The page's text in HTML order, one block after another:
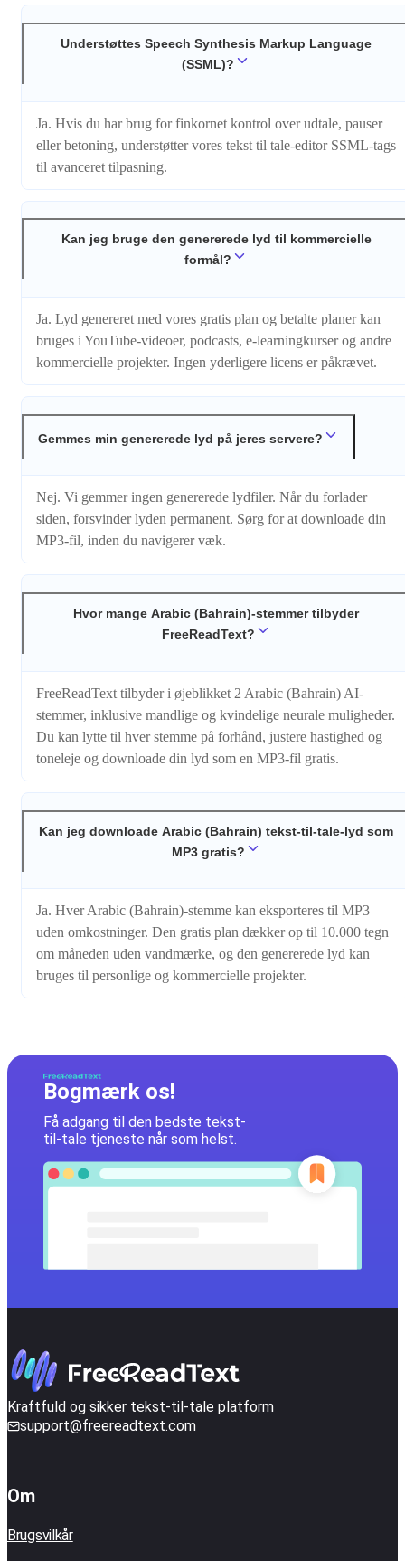
Understøttes Speech Synthesis Markup Language
(SSML)?
Ja. Hvis du har brug for finkornet kontrol over udtale, pauser
eller betoning, understøtter vores tekst til tale-editor SSML-tags
til avanceret tilpasning.
Kan jeg bruge den genererede lyd til kommercielle
formål?
Ja. Lyd genereret med vores gratis plan og betalte planer kan
bruges i YouTube-videoer, podcasts, e-learningkurser og andre
kommercielle projekter. Ingen yderligere licens er påkrævet.
Gemmes min genererede lyd på jeres servere?
Nej. Vi gemmer ingen genererede lydfiler. Når du forlader
siden, forsvinder lyden permanent. Sørg for at downloade din
MP3-fil, inden du navigerer væk.
Hvor mange Arabic (Bahrain)-stemmer tilbyder
FreeReadText?
FreeReadText tilbyder i øjeblikket 2 Arabic (Bahrain) AI-
stemmer, inklusive mandlige og kvindelige neurale muligheder.
Du kan lytte til hver stemme på forhånd, justere hastighed og
toneleje og downloade din lyd som en MP3-fil gratis.
Kan jeg downloade Arabic (Bahrain) tekst-til-tale-lyd som
MP3 gratis?
Ja. Hver Arabic (Bahrain)-stemme kan eksporteres til MP3
uden omkostninger. Den gratis plan dækker op til 10.000 tegn
om måneden uden vandmærke, og den genererede lyd kan
bruges til personlige og kommercielle projekter.
Bogmærk os!
Få adgang til den bedste tekst-
til-tale tjeneste når som helst.
Kraftfuld og sikker tekst-til-tale platform
support@freereadtext.com
Om
Brugsvilkår